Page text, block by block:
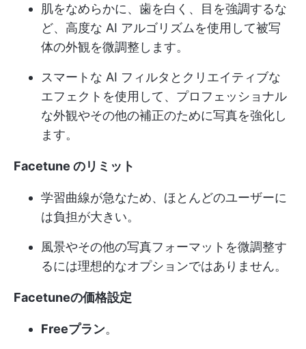
肌をなめらかに、歯を白く、目を強調するな
ど、高度な AI アルゴリズムを使用して被写
体の外観を微調整します。
スマートな AI フィルタとクリエイティブな
エフェクトを使用して、プロフェッショナル
な外観やその他の補正のために写真を強化し
ます。
Facetune のリミット
学習曲線が急なため、ほとんどのユーザーに
は負担が大きい。
風景やその他の写真フォーマットを微調整す
るには理想的なオプションではありません。
Facetuneの価格設定
Freeプラン。